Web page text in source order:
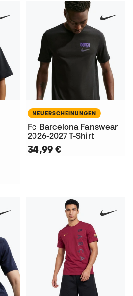
NEUERSCHEINUNGEN
Fc Barcelona Fanswear
2026-2027 T-Shirt
34,99 €